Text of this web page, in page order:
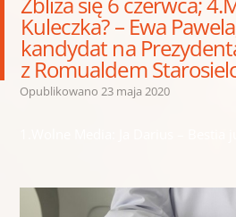
Kuleczka? – Ewa
kandydat na
z Romualdem
Opublikowano 23 maja 2020